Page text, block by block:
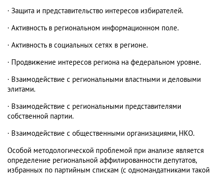
· Защита и представительство интересов избирателей.
· Активность в региональном информационном поле.
· Активность в социальных сетях в регионе.
· Продвижение интересов региона на федеральном уровне.
· Взаимодействие с региональными властными и деловыми
элитами.
· Взаимодействие с региональными представителями
собственной партии.
· Взаимодействие с общественными организациями, НКО.
Особой методологической проблемой при анализе является
определение региональной аффилированности депутатов,
избранных по партийным спискам (с одномандатниками такой